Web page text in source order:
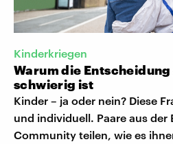
Kinderkriegen
Warum die
schwierig ist
Kinder – ja oder nein? Diese
und individuell. Paare aus der
Community teilen, wie es